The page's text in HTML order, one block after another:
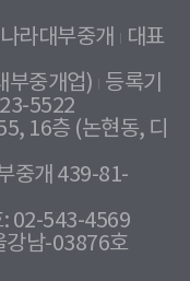
라대부중개
대표
부중개업) 등록기
5522
16층 (논현동, 디
중개 439-81-
: 02-543-4569
강남-03876호